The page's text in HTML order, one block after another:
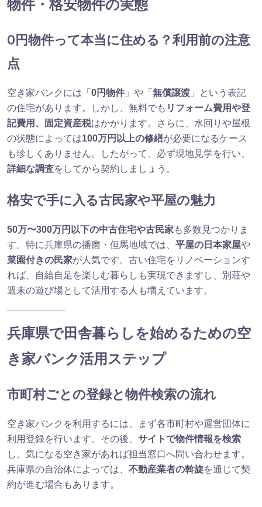
物件・格安物件の実態
0円物件って本当に住める？利用前の注意
点
空き家バンクには「 0円物件 」や「 無償譲渡 」という表記
の住宅があります。しかし、無料でも リフォーム費用や登
記費用、固定資産税はかかります。さらに、水回りや屋根
の状態によっては100万円以上の修繕が必要になるケース
も珍しくありません。したがって、必ず現地見学を行い、
詳細な調査をしてから契約しましょう。
格安で手に入る古民家や平屋の魅力
50万〜300万円以下の中古住宅や古民家も多数見つかりま
す。特に兵庫県の播磨・但馬地域では、 平屋の日本家屋や
菜園付きの民家が人気です。古い住宅をリノベーションす
れば、自給自足を楽しむ暮らしも実現できますし、別荘や
週末の遊び場として活用する人も増えています。
兵庫県で田舎暮らしを始めるための空
き家バンク活用ステップ
市町村ごとの登録と物件検索の流れ
空き家バンクを利用するには、まず各市町村や運営団体に
利用登録を行います。その後、 サイトで物件情報を検索
し、気になる空き家があれば担当窓口へ問い合わせます。
兵庫県の自治体によっては、 不動産業者の斡旋を通じて契
約が進む場合もあります。